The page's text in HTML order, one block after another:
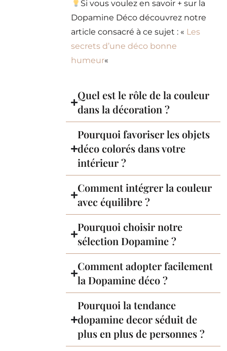
Si vous voulez en savoir + sur la
Dopamine Déco découvrez notre
article consacré à ce sujet : « Les
secrets d’une déco bonne
humeur«
Quel est le rôle de la couleur
dans la décoration ?
Pourquoi favoriser les objets
déco colorés dans votre
intérieur ?
Comment intégrer la couleur
avec équilibre ?
Pourquoi choisir notre
sélection Dopamine ?
Comment adopter facilement
la Dopamine déco ?
Pourquoi la tendance
dopamine decor séduit de
plus en plus de personnes ?